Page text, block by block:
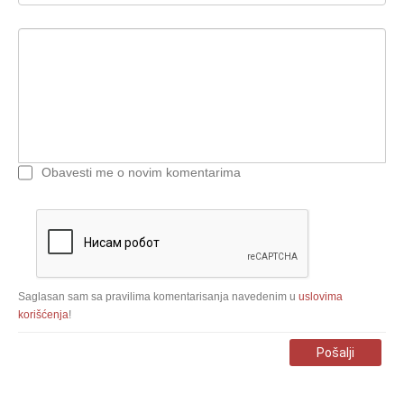
Obavesti me o novim komentarima
Saglasan sam sa pravilima komentarisanja navedenim u uslovima
korišćenja!
Pošalji